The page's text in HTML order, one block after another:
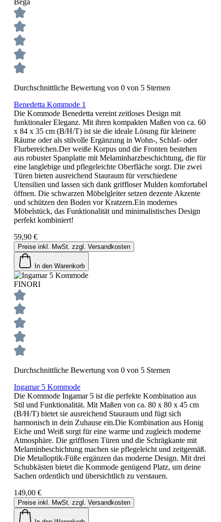
Durchschnittliche Bewertung von 0 von 5 Sternen
Benedetta Kommode 1
Die Kommode Benedetta vereint zeitloses Design mit
funktionaler Eleganz. Mit ihren kompakten Maßen von ca. 60
x 84 x 35 cm (B/H/T) ist sie die ideale Lösung für kleinere
Räume oder als stilvolle Ergänzung in Wohn-, Schlaf- oder
Flurbereichen.Der weiße Korpus und die Fronten bestehen
aus robuster Spanplatte mit Melaminharzbeschichtung, die für
eine langlebige und pflegeleichte Oberfläche sorgt. Die zwei
Türen bieten ausreichend Stauraum für verschiedene
Utensilien und lassen sich dank griffloser Mulden komfortabel
öffnen. Die schwarzen Möbelgleiter setzen dezente Akzente
und schützen den Boden vor Kratzern.Ein modernes
Möbelstück, das Funktionalität und minimalistisches Design
perfekt kombiniert!
59,90 €
Preise inkl. MwSt. zzgl. Versandkosten
In den Warenkorb
FINORI
Durchschnittliche Bewertung von 0 von 5 Sternen
Ingamar 5 Kommode
Die Kommode Ingamar 5 ist die perfekte Kombination aus
Stil und Funktionalität. Mit Maßen von ca. 80 x 80 x 45 cm
(B/H/T) bietet sie ausreichend Stauraum und fügt sich
harmonisch in dein Zuhause ein.Die Kombination aus Honig
Eiche und Weiß sorgt für eine warme und zugleich moderne
Atmosphäre. Die grifflosen Türen und die Schrägkante mit
Melaminbeschichtung machen sie pflegeleicht und zeitgemäß.
Die Metalloptik-Füße ergänzen das moderne Design. Mit drei
Schubkästen bietet die Kommode genügend Platz, um deine
Sachen ordentlich und übersichtlich zu verstauen.
149,00 €
Preise inkl. MwSt. zzgl. Versandkosten